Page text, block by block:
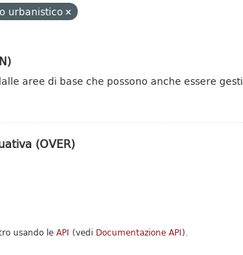
urbanistico
aree di base che possono anche essere
(OVER)
usando le API (vedi Documentazione API).